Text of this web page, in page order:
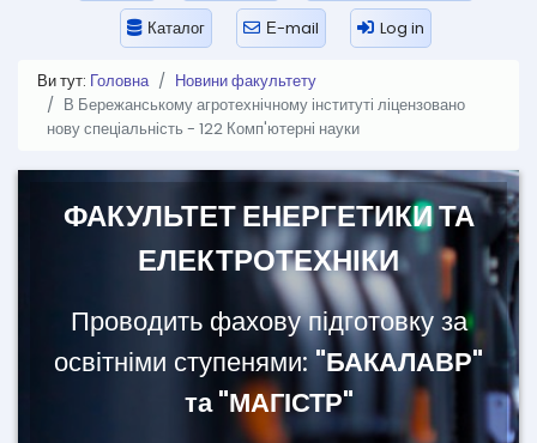
Каталог Е-mail Log in
Ви тут: Головна
Новини факультету
В Бережанському агротехнічному інституті ліцензовано
нову спеціальність - 122 Комп'ютерні науки
ФАКУЛЬТЕТ ЕНЕРГЕТИКИ ТА
ЕЛЕКТРОТЕХНІКИ
Проводить фахову підготовку за
освітніми ступенями: "БАКАЛАВР"
та "МАГІСТР"